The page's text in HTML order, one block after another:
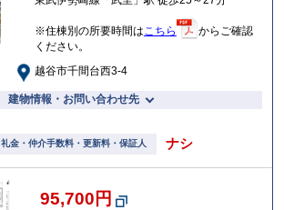
※住棟別の所要時間は こちら
からご確認
ください。
越谷市千間台西3-4
建物情報・お問い合わせ先
礼金・仲介手数料・更新料・保証人 ナシ
95,700円